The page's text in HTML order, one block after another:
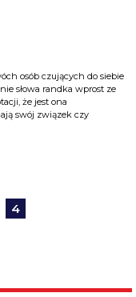
osób czujących do siebie
słowa randka wprost ze
że jest ona
swój związek czy
4